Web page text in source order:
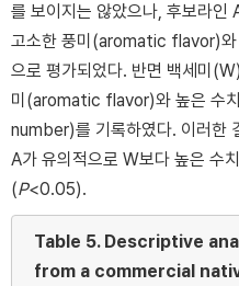
를 보이지는 않았으나, 후보라인
고소한 풍미(aromatic flavor)
으로 평가되었다. 반면 백세미
미(aromatic flavor)와 높은 수
number)를 기록하였다. 이러한
A가 유의적으로 W보다 높은 수
(P<0.05).
Table 5. Descriptive
from a commercial